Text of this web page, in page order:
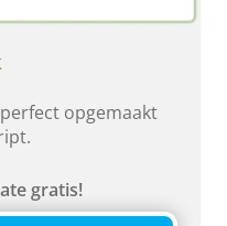
opgemaakt
gratis!